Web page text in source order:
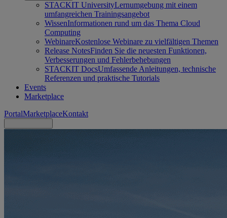
STACKIT UniversityLernumgebung mit einem
umfangreichen Trainingsangebot
WissenInformationen rund um das Thema Cloud
Computing
WebinareKostenlose Webinare zu vielfältigen Themen
Release NotesFinden Sie die neuesten Funktionen,
Verbesserungen und Fehlerbehebungen
STACKIT DocsUmfassende Anleitungen, technische
Referenzen und praktische Tutorials
Events
Marketplace
PortalMarketplaceKontakt